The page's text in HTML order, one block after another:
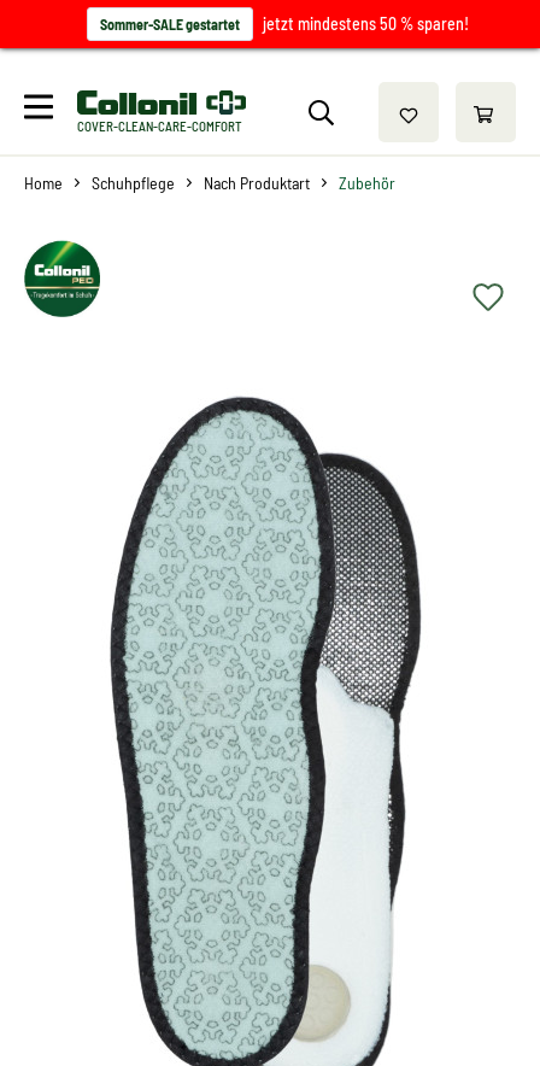
Sommer-SALE gestartet jetzt mindestens 50 % sparen!
COVER-CLEAN-CARE-COMFORT
Home Schuhpflege Nach Produktart Zubehör